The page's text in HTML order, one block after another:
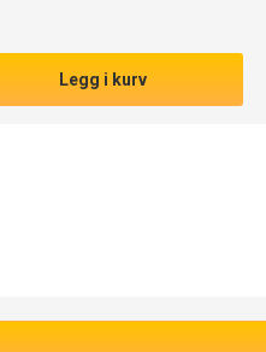
Legg i kurv